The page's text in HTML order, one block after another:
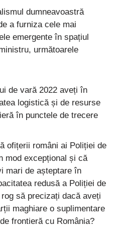
dumneavoastră
a furniza cele mai
emergente în spațiul
următoarele
de vară 2022 aveți în
logistică și de resurse
în punctele de trecere
ofițerii români ai Poliției de
mod excepțional și că
mari de așteptare în
redusă a Poliției de
să precizați dacă aveți
maghiare o suplimentare
frontieră cu România?